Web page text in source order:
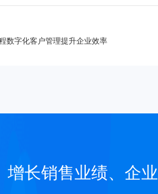
数字化客户管理提升企业效率
增长销售业绩、企业